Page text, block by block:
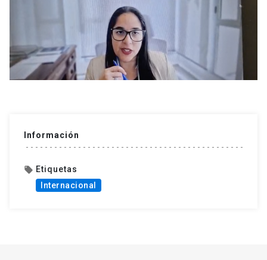
Información
local_offer Etiquetas
Internacional